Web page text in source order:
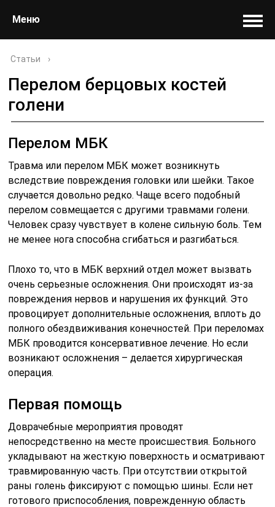
Меню
Статьи ›
Перелом берцовых костей
голени
Перелом МБК
Травма или перелом МБК может возникнуть
вследствие повреждения головки или шейки. Такое
случается довольно редко. Чаще всего подобный
перелом совмещается с другими травмами голени.
Человек сразу чувствует в колене сильную боль. Тем
не менее нога способна сгибаться и разгибаться.
Плохо то, что в МБК верхний отдел может вызвать
очень серьезные осложнения. Они происходят из-за
повреждения нервов и нарушения их функций. Это
провоцирует дополнительные осложнения, вплоть до
полного обездвиживания конечностей. При переломах
МБК проводится консервативное лечение. Но если
возникают осложнения – делается хирургическая
операция.
Первая помощь
Доврачебные мероприятия проводят
непосредственно на месте происшествия. Больного
укладывают на жесткую поверхность и осматривают
травмированную часть. При отсутствии открытой
раны голень фиксируют с помощью шины. Если нет
готового приспособления, поврежденную область